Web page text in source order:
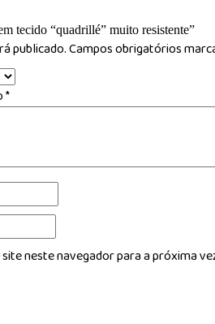
tecido “quadrillé” muito resistente”
publicado.Campos obrigatórios
*
neste navegador para a próxima